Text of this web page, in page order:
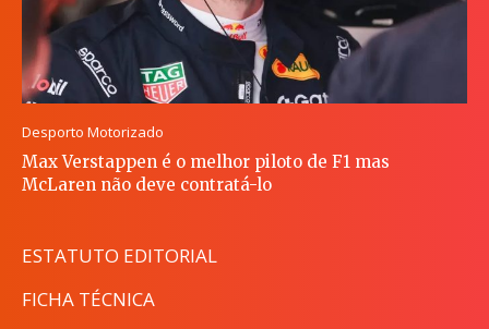
Desporto Motorizado
Max Verstappen é o melhor piloto de F1 mas
McLaren não deve contratá-lo
ESTATUTO EDITORIAL
FICHA TÉCNICA